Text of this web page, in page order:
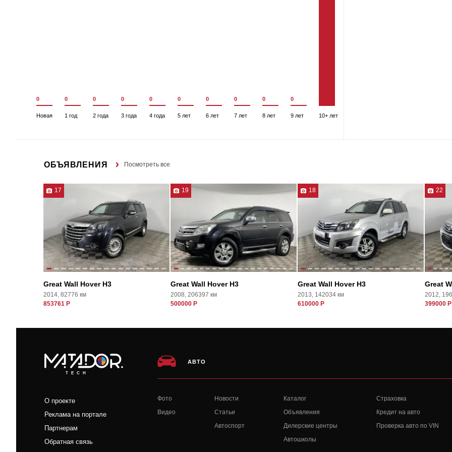
0
Новая
0
1 год
0
2 года
0
3 года
0
4 года
0
5 лет
0
6 лет
0
7 лет
0
8 лет
0
9 лет 10+ лет
ОБЪЯВЛЕНИЯ Посмотреть все
17
Great Wall Hover H3
2014, 82776 км
853761 Р
19
Great Wall Hover H3
2008, 206397 км
500000 Р
18
Great Wall Hover H3
2013, 142034 км
610000 Р
22
Great
2012,
399000 Р
TECH
О проекте
Реклама на портале
Партнерам
Обратная связь
АВТО
Фото
Видео
Новости
Статьи
Автоспорт
Каталог
Объявления
Дилерские центры
Автошколы
Страховка
Кредит на авто
Проверка авто по VIN